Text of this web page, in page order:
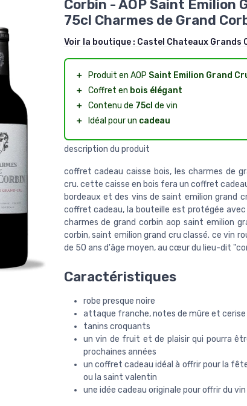
Corbin - AOP Saint Emilion
75cl Charmes de Grand
Voir la boutique : Castel Chateaux Grands
＋ Produit en AOP Saint Emilion Grand
＋ Coffret en bois élégant
＋ Contenu de 75cl de vin
＋
Idéal pour un cadeau
description du produit
coffret cadeau caisse bois, les charmes de
cru. cette caisse en bois fera un coffret
bordeaux et des vins de saint emilion grand
coffret cadeau, la bouteille est protégée avec
charmes de grand corbin aop saint emilion
corbin, saint emilion grand cru classé. ce vin
de 50 ans d'âge moyen, au cœur du lieu-dit
Caractéristiques
robe presque noire
attaque franche, notes de mûre et cerise
tanins croquants
un vin de fruit et de plaisir qui pourra
prochaines années
un coffret cadeau idéal à offrir pour la
ou la saint valentin
une idée cadeau originale pour offrir du